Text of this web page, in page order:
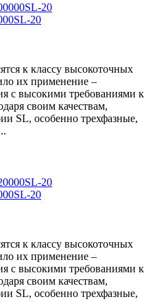
20
к класcу высокоточных
их применение –
с высокими требованиями к
своим качествам,
SL, особенно трехфазные,
20
к класcу высокоточных
их применение –
с высокими требованиями к
своим качествам,
SL, особенно трехфазные,